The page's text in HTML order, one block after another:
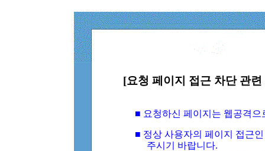
[요청 페이지 접근 차단 관
■ 요청하신 페이지는 웹공격
■ 정상 사용자의 페이지 접근
주시기 바랍니다.